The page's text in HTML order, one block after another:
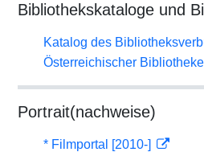
Bibliothekskataloge und
Katalog des
Österreichischer
Portrait(nachweise)
* Filmportal [2010-]